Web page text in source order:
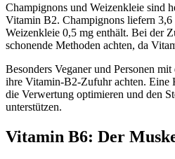
Champignons und Weizenkleie sind
Vitamin B2. Champignons liefern
Weizenkleie 0,5 mg enthält. Bei der
schonende Methoden achten, da
Besonders Veganer und Personen
ihre Vitamin-B2-Zufuhr achten.
die Verwertung optimieren und den
unterstützen.
Vitamin B6: Der